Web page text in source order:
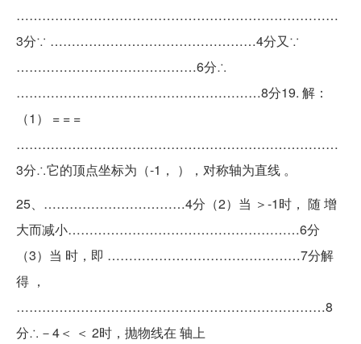
…………………………………………………………………
3分∵ …………………………………………4分又∵
……………………………………6分∴
…………………………………………………8分19. 解：
（1） = = =
…………………………………………………………………
3分∴它的顶点坐标为（-1， ），对称轴为直线 。
25、……………………………4分（2）当 ＞-1时， 随 增
大而减小………………………………………………6分
（3）当 时，即 ………………………………………7分解
得 ，
………………………………………………………………8
分∴－4＜ ＜ 2时，抛物线在 轴上